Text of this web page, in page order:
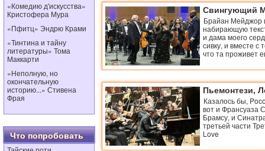
«Комедию д'искусства»
Кристофера Мура
«Пфитц» Эндрю Крами
«Тинтина и тайну
литературы» Тома
Маккарти
«Неполную, но
окончательную
историю...» Стивена
Фрая
Что попробовать
Свингующий
Брайан Мейджор
набирающую
и дама моего
сивку, и вместе с
что та проживет
Пьемонтези,
Казалось бы,
вот и Франсуаза
Брамсу, и
третьей части
Love